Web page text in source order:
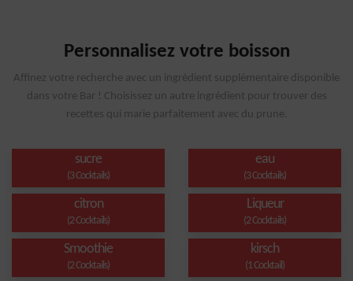
Personnalisez votre boisson
Affinez votre recherche avec un ingrédient supplémentaire disponible
dans votre Bar ! Choisissez un autre ingrédient pour trouver des
recettes qui marie parfaitement avec du prune.
sucre
(3 Cocktails)
eau
(3 Cocktails)
citron
(2 Cocktails)
Liqueur
(2 Cocktails)
Smoothie
(2 Cocktails)
kirsch
(1 Cocktail)